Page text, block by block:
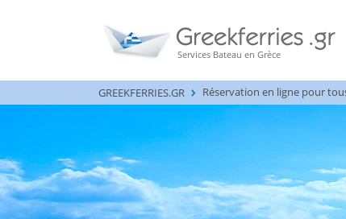
Services Bateau en Grèce
GREEKFERRIES.GR Réservation en ligne pour to _